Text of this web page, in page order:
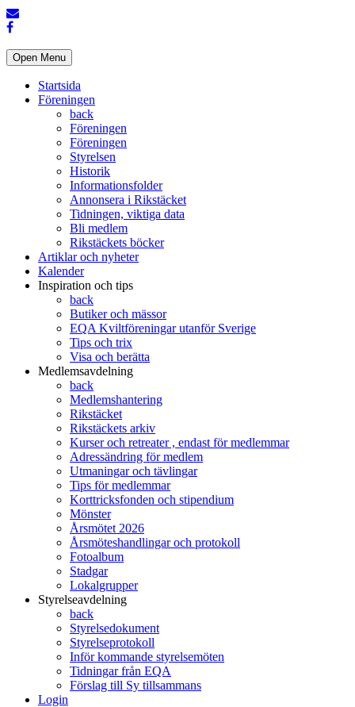
Open Menu
Startsida
Föreningen
back
Föreningen
Föreningen
Styrelsen
Historik
Informationsfolder
Annonsera i Rikstäcket
Tidningen, viktiga data
Bli medlem
Rikstäckets böcker
Artiklar och nyheter
Kalender
Inspiration och tips
back
Butiker och mässor
EQA Kviltföreningar utanför Sverige
Tips och trix
Visa och berätta
Medlemsavdelning
back
Medlemshantering
Rikstäcket
Rikstäckets arkiv
Kurser och retreater , endast för medlemmar
Adressändring för medlem
Utmaningar och tävlingar
Tips för medlemmar
Korttricksfonden och stipendium
Mönster
Årsmötet 2026
Årsmöteshandlingar och protokoll
Fotoalbum
Stadgar
Lokalgrupper
Styrelseavdelning
back
Styrelsedokument
Styrelseprotokoll
Inför kommande styrelsemöten
Tidningar från EQA
Förslag till Sy tillsammans
Login